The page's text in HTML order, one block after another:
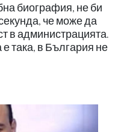
биография, не би
че може да
в администрацията.
така, в България не